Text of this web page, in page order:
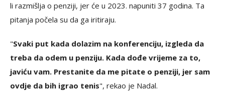
li razmišlja o penziji, jer će u 2023. napuniti 37 godina. Ta
pitanja počela su da ga iritiraju.
"Svaki put kada dolazim na konferenciju, izgleda da
treba da odem u penziju. Kada dođe vrijeme za to,
javiću vam. Prestanite da me pitate o penziji, jer sam
ovdje da bih igrao tenis", rekao je Nadal.